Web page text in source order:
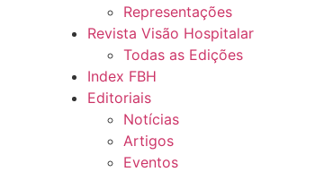
Representações
Revista Visão Hospitalar
Todas as Edições
Index FBH
Editoriais
Notícias
Artigos
Eventos